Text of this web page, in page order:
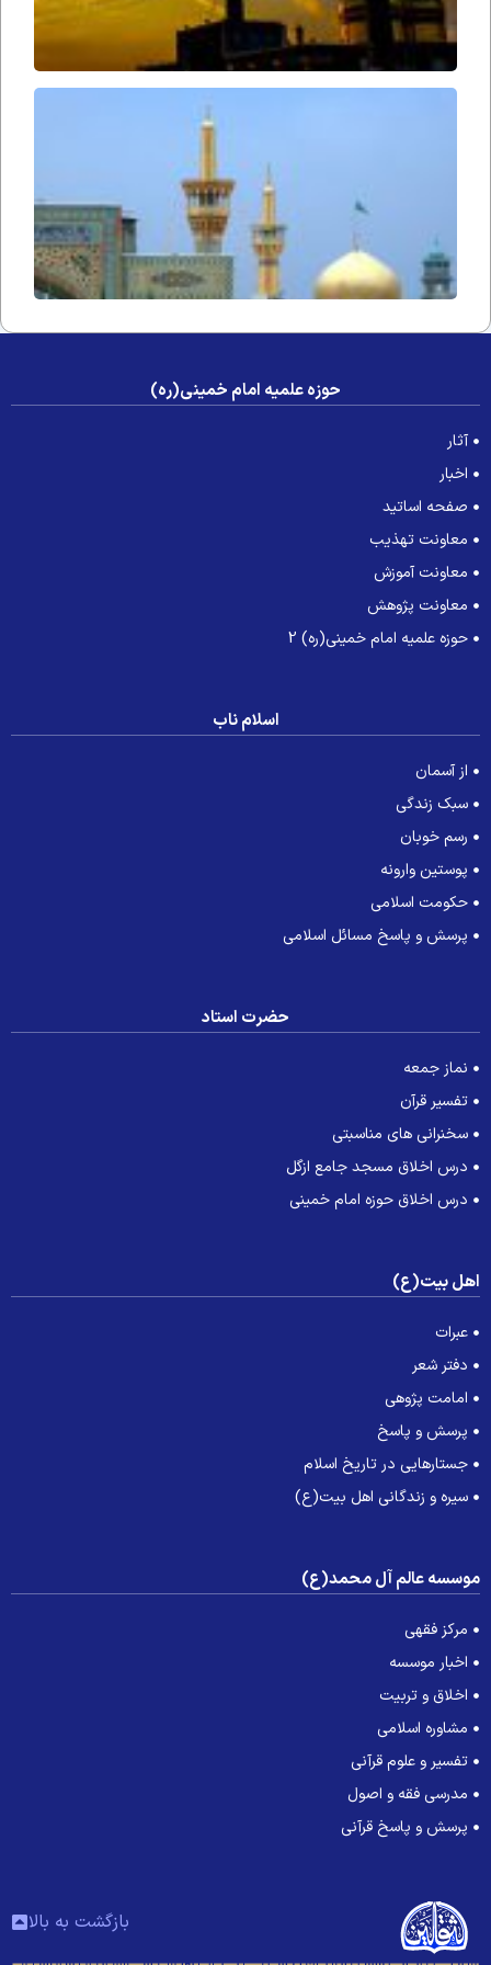
آوازِ
حوزه علمیه امام خمینی(ره)
آثار
اخبار
صفحه اساتید
معاونت تهذیب
معاونت آموزش
معاونت پژوهش
حوزه علمیه امام خمینی(ره) 2
اسلام ناب
از آسمان
سبک زندگی
رسم خوبان
پوستین وارونه
حکومت اسلامی
پرسش و پاسخ مسائل اسلامی
حضرت استاد
نماز جمعه
تفسیر قرآن
سخنرانی های مناسبتی
درس اخلاق مسجد جامع ازگل
درس اخلاق حوزه امام خمینی
بیت(ع)
عبرات
دفتر شعر
امامت پژوهی
پرسش و پاسخ
جستارهایی در تاریخ اسلام
سیره و زندگانی اهل بیت(ع)
عالم آل محمد(ع)
مرکز فقهی
اخبار موسسه
اخلاق و تربیت
مشاوره اسلامی
تفسیر و علوم قرآنی
مدرسی فقه و اصول
پرسش و پاسخ قرآنی
بازگشت به بالا